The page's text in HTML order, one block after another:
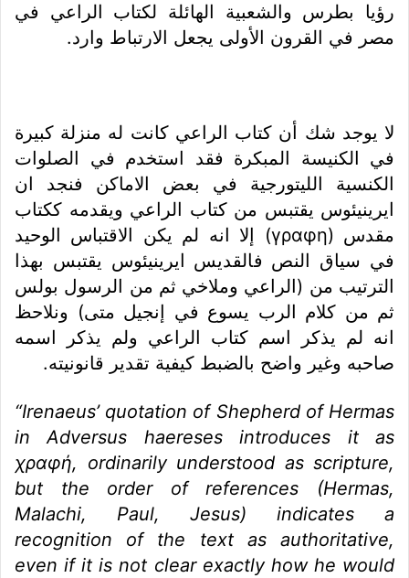
رؤيا بطرس والشعبية الهائلة لكتاب الراعي في
مصر في القرون الأولى يجعل الارتباط وارد.
لا يوجد شك أن كتاب الراعي كانت له منزلة كبيرة
في الكنيسة المبكرة فقد استخدم في الصلوات
الكنسية الليتورجية في بعض الاماكن فنجد ان
ايرينيئوس يقتبس من كتاب الراعي ويقدمه ككتاب
مقدس (γραφη) إلا انه لم يكن الاقتباس الوحيد
في سياق النص فالقديس ايرينيئوس يقتبس بهذا
الترتيب من (الراعي وملاخي ثم من الرسول بولس
ثم من كلام الرب يسوع في إنجيل متى) ونلاحظ
انه لم يذكر اسم كتاب الراعي ولم يذكر اسمه
صاحبه وغير واضح بالضبط كيفية تقدير قانونيته.
“Irenaeus’ quotation of Shepherd of Hermas
inAdversus haeresesintroduces it as
χραφή, ordinarily understood as scripture,
but the order of references (Hermas,
Malachi, Paul, Jesus) indicates a
recognition of the text as authoritative,
even if it is not clear exactly how he would